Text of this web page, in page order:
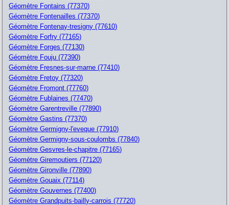
Géomètre Fontains (77370)
Géomètre Fontenailles (77370)
Géomètre Fontenay-tresigny (77610)
Géomètre Forfry (77165)
Géomètre Forges (77130)
Géomètre Fouju (77390)
Géomètre Fresnes-sur-marne (77410)
Géomètre Fretoy (77320)
Géomètre Fromont (77760)
Géomètre Fublaines (77470)
Géomètre Garentreville (77890)
Géomètre Gastins (77370)
Géomètre Germigny-l'eveque (77910)
Géomètre Germigny-sous-coulombs (77840)
Géomètre Gesvres-le-chapitre (77165)
Géomètre Giremoutiers (77120)
Géomètre Gironville (77890)
Géomètre Gouaix (77114)
Géomètre Gouvernes (77400)
Géomètre Grandpuits-bailly-carrois (77720)